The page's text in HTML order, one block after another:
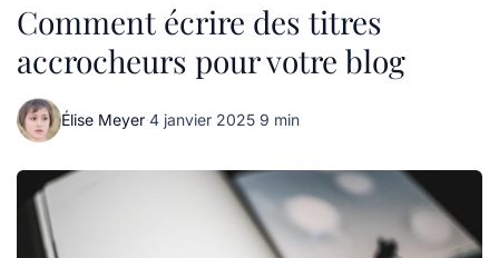
Comment écrire des titres
accrocheurs pour votre blog
Élise Meyer·4 janvier 2025·9 min